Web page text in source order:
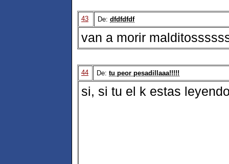
43 De: dfdfdfdf
van a morir
44 De: tu peor pesadillaaa!!!!!
si, si tu el k estas